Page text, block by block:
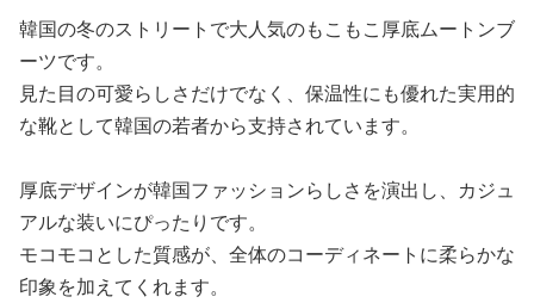
韓国の冬のストリートで大人気のもこもこ厚底ムートンブ
ーツです。
見た目の可愛らしさだけでなく、保温性にも優れた実用的
な靴として韓国の若者から支持されています。
厚底デザインが韓国ファッションらしさを演出し、カジュ
アルな装いにぴったりです。
モコモコとした質感が、全体のコーディネートに柔らかな
印象を加えてくれます。